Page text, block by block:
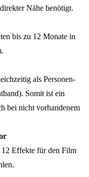
Nähe benötigt.
bis zu 12 Monate in
als Personen-
Somit ist ein
bei nicht vorhandenem
Effekte für den Film